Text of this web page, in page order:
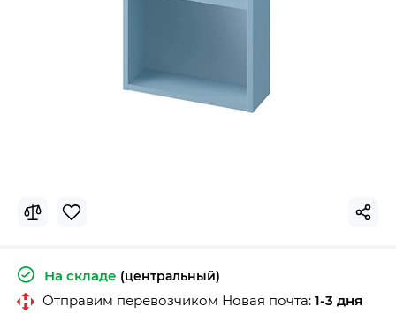
На складе (центральный)
Отправим перевозчиком Новая почта: 1-3 дня